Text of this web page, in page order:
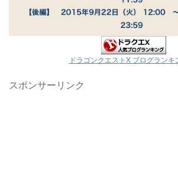
ドラゴンクエストX ブログランキ
スポンサーリンク